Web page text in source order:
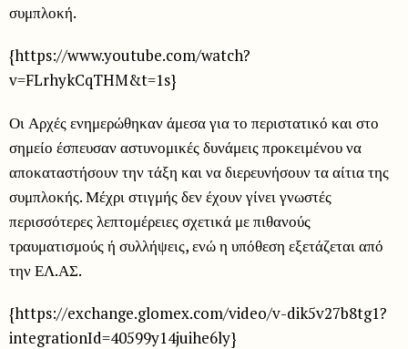
συμπλοκή.
{https://www.youtube.com/watch?
v=FLrhykCqTHM&t=1s}
Οι Αρχές ενημερώθηκαν άμεσα για το περιστατικό και στο
σημείο έσπευσαν αστυνομικές δυνάμεις προκειμένου να
αποκαταστήσουν την τάξη και να διερευνήσουν τα αίτια της
συμπλοκής. Μέχρι στιγμής δεν έχουν γίνει γνωστές
περισσότερες λεπτομέρειες σχετικά με πιθανούς
τραυματισμούς ή συλλήψεις, ενώ η υπόθεση εξετάζεται από
την ΕΛ.ΑΣ.
{https://exchange.glomex.com/video/v-dik5v27b8tg1?
integrationId=40599y14juihe6ly}